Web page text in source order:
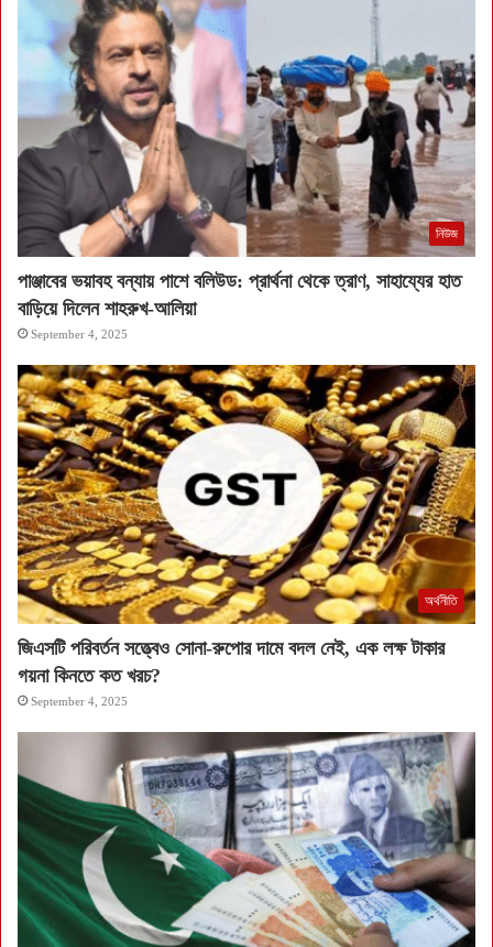
নিউজ
পাঞ্জাবের ভয়াবহ বন্যায় পাশে বলিউড: প্রার্থনা থেকে ত্রাণ, সাহায্যের হাত
বাড়িয়ে দিলেন শাহরুখ-আলিয়া
September 4, 2025
অর্থনীতি
জিএসটি পরিবর্তন সত্ত্বেও সোনা-রুপোর দামে বদল নেই, এক লক্ষ টাকার
গয়না কিনতে কত খরচ?
September 4, 2025